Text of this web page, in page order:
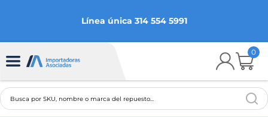
Línea única 314 554 5991
0
Busca por SKU, nombre o marca del repuesto...